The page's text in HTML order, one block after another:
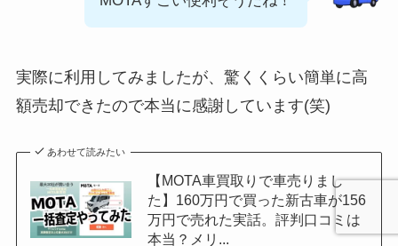
実際に利用してみましたが、驚くくらい簡単に高
額売却できたので本当に感謝しています(笑)
あわせて読みたい
【MOTA車買取りで車売りまし
た】160万円で買った新古車が156
万円で売れた実話。評判口コミは
本当？メリ...